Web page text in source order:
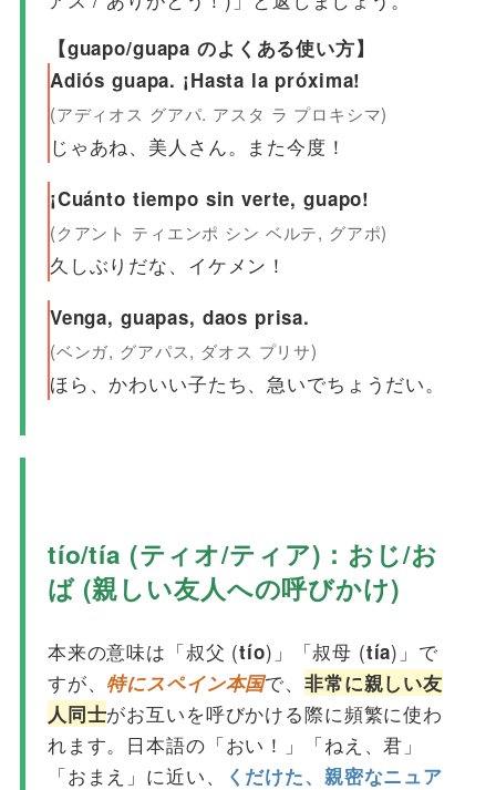
【guapo/guapa のよくある使い方】
Adiós guapa. ¡Hasta la próxima!
(アディオス グアパ. アスタ ラ プロキシマ)
じゃあね、美人さん。また今度！
¡Cuánto tiempo sin verte, guapo!
(クアント ティエンポ シン ベルテ, グアポ)
久しぶりだな、イケメン！
Venga, guapas, daos prisa.
(ベンガ, グアパス, ダオス プリサ)
ほら、かわいい子たち、急いでちょうだい。
tío/tía (ティオ/ティア)：おじ/お
ば (親しい友人への呼びかけ)
本来の意味は「叔父 (tío)」「叔母 (tía)」で
すが、 特にスペイン本国で、 非常に親しい友
人同士がお互いを呼びかける際に頻繁に使わ
れます。日本語の「おい！」「ねえ、君」
「おまえ」に近い、
くだけた、親密なニュア